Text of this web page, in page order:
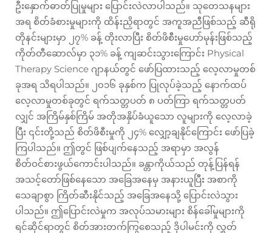
ဦးနှောက်ဓာတ်ပြုမှုများ ပြောင်းလဲလာပါသည်။ သုတေသနများ
အရ စိတ်ခံစားမှုများကို ထိန်းညှိရာတွင် အကူအညီဖြစ်သည့် ဆီရို
တိုနင်းများမှာ ၂၇% ခန့် တိုးလာပြီး စိတ်ဖိစီးမှုဟော်မုန်းဖြစ်သည့်
ကိုတ်တီဆောလ်မှာ ၃၁% ခန့် ကျဆင်းသွားကြောင်း Physical
Therapy Science ဂျာနယ်တွင် ဖော်ပြထားသည့် လေ့လာမှုတစ်
ခုအရ သိရပါသည်။ ၂၀၁၆ ခုနှစ်က ပြုလုပ်ခဲ့သည့် နောက်ထပ်
လေ့လာမှုတစ်ခုတွင် ရက်သတ္တပတ် ၈ ပတ်ကြာ ရက်သတ္တပတ်
လျှင် အကြိမ်နှစ်ကြိမ် အတိုအနှိပ်ခံယူသော လူများကို လေ့လာခဲ့
ပြီး ၎င်းတို့သည် စိတ်ဖိစီးမှုကို ၂၄% လျှော့ချနိုင်ကြောင်း ဖော်ပြခဲ့
ကြပါသည်။ ဤတွင် ဖြစ်ပျက်နေသည့် အရာမှာ အလွန်
စိတ်ဝင်စားဖွယ်ကောင်းပါသည်။ ခန္တာကိုယ်သည် တုန့်ပြန်ရန်
အသင့်တော်ဖြစ်နေသော အခြေအနေမှ အနားယူပြီး အစာကို
သေချာစွာ ကြိတ်ဆီးနိုင်သည့် အခြေအနေသို့ ပြောင်းလဲသွား
ပါသည်။ ဤပြောင်းလဲမှုက အလုပ်သမားများ စိန်ခေါ်မှုများကို
ရင်ဆိုင်ရာတွင် စိတ်အားတက်ကြွစေသည့် ဒိုပါမင်းကို လွှတ်